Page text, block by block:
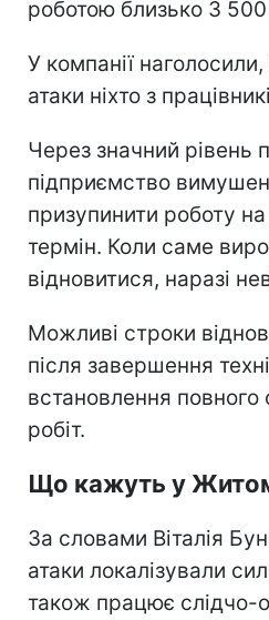
роботою близько 3
У компанії
атаки ніхто з
Через значний рівень
підприємство
призупинити роботу
термін. Коли саме
відновитися, наразі
Можливі строки
після завершення
встановлення повного
робіт.
Що кажуть у
За словами Віталія
атаки локалізували
також працює слідчо-